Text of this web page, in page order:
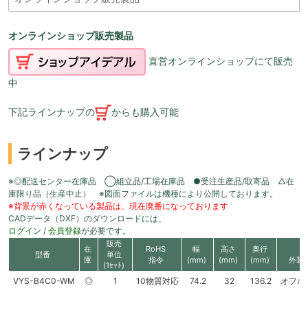
オンラインショップ販売製品
直営オンラインショップにて販売
中
下記ラインナップの からも購入可能
ラインナップ
※◎配送センター在庫品 ◯組立品/工場在庫品 ●受注生産品/取寄品 △在
庫限り品（生産中止） ※図面ファイルは機種により公開しております。
※背景が赤くなっている製品は、現在廃番になっております
CADデータ（DXF）のダウンロードには、
ログイン / 会員登録が必要です。
型番
在
庫
販売
単位
(1ｾｯﾄ)
RoHS
指令
幅
(mm)
高さ
(mm)
奥行
(mm)
外装
VYS-B4C0-WM ◎ 1 10物質対応 74.2 32 136.2 オフホ